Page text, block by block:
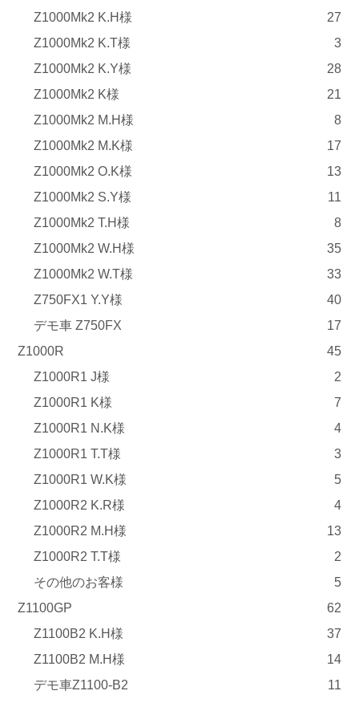
Z1000Mk2 K.H様
27
Z1000Mk2 K.T様
3
Z1000Mk2 K.Y様
28
Z1000Mk2 K様
21
Z1000Mk2 M.H様
8
Z1000Mk2 M.K様
17
Z1000Mk2 O.K様
13
Z1000Mk2 S.Y様
11
Z1000Mk2 T.H様
8
Z1000Mk2 W.H様
35
Z1000Mk2 W.T様
33
Z750FX1 Y.Y様
40
デモ車 Z750FX
17
Z1000R
45
Z1000R1 J様
2
Z1000R1 K様
7
Z1000R1 N.K様
4
Z1000R1 T.T様
3
Z1000R1 W.K様
5
Z1000R2 K.R様
4
Z1000R2 M.H様
13
Z1000R2 T.T様
2
その他のお客様
5
Z1100GP
62
Z1100B2 K.H様
37
Z1100B2 M.H様
14
デモ車Z1100-B2
11